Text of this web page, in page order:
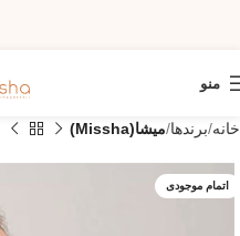
منو
خانه برندها میشا(Missha)
اتمام موجودی